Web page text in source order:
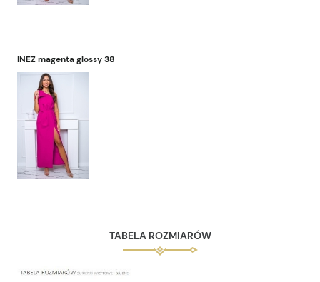
INEZ magenta glossy 38
TABELA ROZMIARÓW